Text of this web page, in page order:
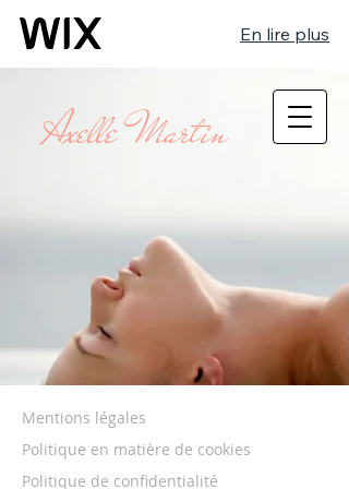
En lire plus